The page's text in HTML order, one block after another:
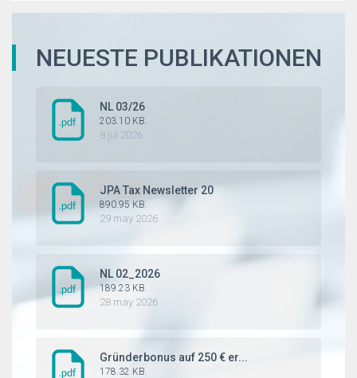
2.1.2024
NEUESTE PUBLIKATIONEN
NL 03/26
203.10 KB.
8 jul 2026
JPA Tax Newsletter 20
890.95 KB.
29 may 2026
NL 02_2026
189.23 KB.
28 may 2026
Gründerbonus auf 250 € er...
178.32 KB.